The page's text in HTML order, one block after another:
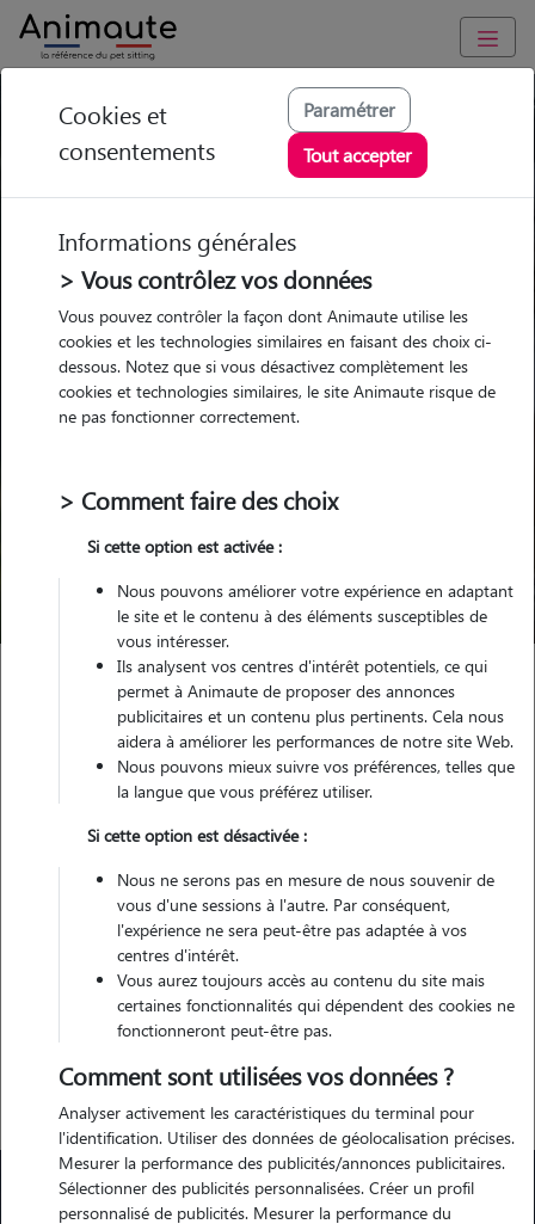
Trouvez votre gardien idéal !
Garde
chez le Pet Sitter
Garde
chez le Pet Sitter
Ville
Trouver mon Pet Sitter
Compte pet sitter qui n'existe plus
Petsitter inactif
Ce pet sitter n'existe pas/plus sur notre site. Merci de
renouveler votre recherche.
Cookies et
consentements
Paramétrer
Tout accepter
Informations générales
> Vous contrôlez vos données
Vous pouvez contrôler la façon dont Animaute utilise les
cookies et les technologies similaires en faisant des choix ci-
dessous. Notez que si vous désactivez complètement les
cookies et technologies similaires, le site Animaute risque de
ne pas fonctionner correctement.
> Comment faire des choix
Si cette option est activée :
Nous pouvons améliorer votre expérience en adaptant
le site et le contenu à des éléments susceptibles de
vous intéresser.
Ils analysent vos centres d'intérêt potentiels, ce qui
permet à Animaute de proposer des annonces
publicitaires et un contenu plus pertinents. Cela nous
aidera à améliorer les performances de notre site Web.
Nous pouvons mieux suivre vos préférences, telles que
la langue que vous préférez utiliser.
Si cette option est désactivée :
Nous ne serons pas en mesure de nous souvenir de
vous d'une sessions à l'autre. Par conséquent,
l'expérience ne sera peut-être pas adaptée à vos
centres d'intérêt.
Vous aurez toujours accès au contenu du site mais
certaines fonctionnalités qui dépendent des cookies ne
fonctionneront peut-être pas.
Comment sont utilisées vos données ?
Analyser activement les caractéristiques du terminal pour
l'identification. Utiliser des données de géolocalisation précises.
Mesurer la performance des publicités/annonces publicitaires.
Sélectionner des publicités personnalisées. Créer un profil
personnalisé de publicités. Mesurer la performance du